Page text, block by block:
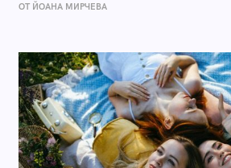
ОТ ЙОАНА МИРЧЕВА